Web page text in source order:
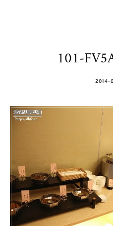
101-
2014-